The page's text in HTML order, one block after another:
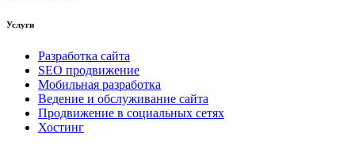
Услуги
Разработка сайта
SEO продвижение
Мобильная разработка
Ведение и обслуживание сайта
Продвижение в социальных сетях
Хостинг